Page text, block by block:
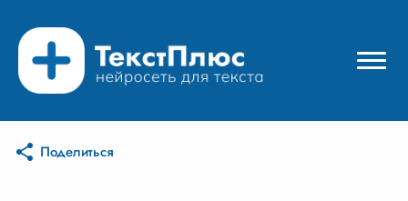
Режимы нейросети
Поделиться